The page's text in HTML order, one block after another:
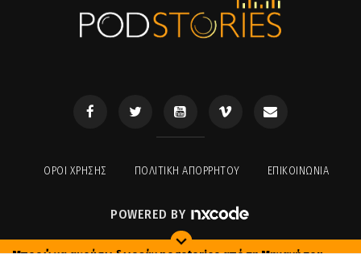
ΟΡΟΙ ΧΡΉΣΗΣ ΠΟΛΙΤΙΚΉ ΑΠΟΡΡΉΤΟΥ ΕΠΙΚΟΙΝΩΝΊΑ
POWERED BY